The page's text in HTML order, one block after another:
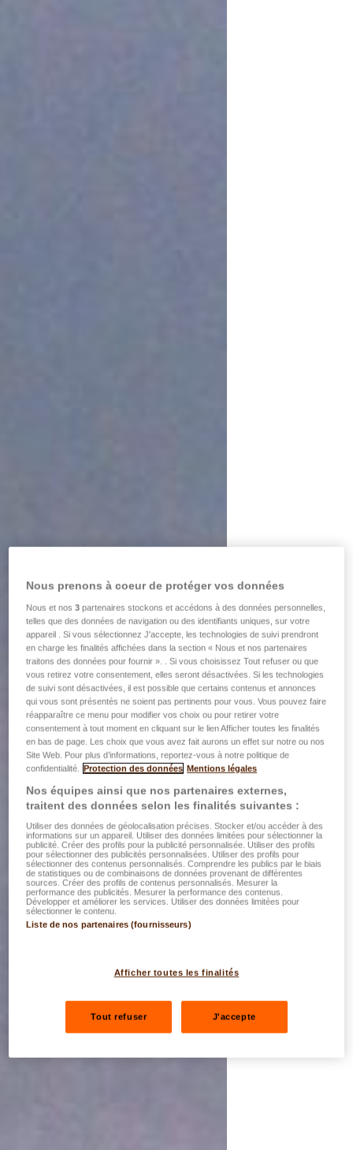
Nous prenons à coeur de protéger vos données
Nous et nos3 partenaires stockons et accédons à des données personnelles,
telles que des données de navigation ou des identifiants uniques, sur votre
appareil . Si vous sélectionnez J'accepte, les technologies de suivi prendront
en charge les finalités affichées dans la section « Nous et nos partenaires
traitons des données pour fournir ». . Si vous choisissez Tout refuser ou que
vous retirez votre consentement, elles seront désactivées. Si les technologies
de suivi sont désactivées, il est possible que certains contenus et annonces
qui vous sont présentés ne soient pas pertinents pour vous. Vous pouvez faire
réapparaître ce menu pour modifier vos choix ou pour retirer votre
consentement à tout moment en cliquant sur le lien Afficher toutes les finalités
en bas de page. Les choix que vous avez fait aurons un effet sur notre ou nos
Site Web. Pour plus d’informations, reportez-vous à notre politique de
confidentialité. Protection des données Mentions légales
Nos équipes ainsi que nos partenaires externes,
traitent des données selon les finalités suivantes :
Utiliser des données de géolocalisation précises. Stocker et/ou accéder à des
informations sur un appareil. Utiliser des données limitées pour sélectionner la
publicité. Créer des profils pour la publicité personnalisée. Utiliser des profils
pour sélectionner des publicités personnalisées. Utiliser des profils pour
sélectionner des contenus personnalisés. Comprendre les publics par le biais
de statistiques ou de combinaisons de données provenant de différentes
sources. Créer des profils de contenus personnalisés. Mesurer la
performance des publicités. Mesurer la performance des contenus.
Développer et améliorer les services. Utiliser des données limitées pour
sélectionner le contenu.
Liste de nos partenaires (fournisseurs)
Afficher toutes les finalités
Tout refuser J'accepte